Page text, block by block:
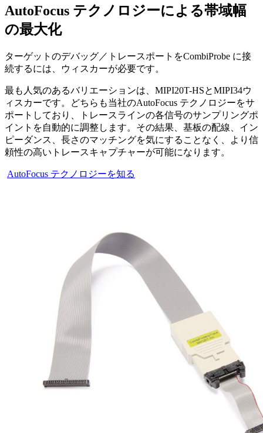
AutoFocus テクノロジーによる帯域幅
の最大化
ターゲットのデバッグ／トレースポートをCombiProbe に接
続するには、ウィスカーが必要です。
最も人気のあるバリエーションは、MIPI20T-HSとMIPI34ウ
ィスカーです。どちらも当社のAutoFocus テクノロジーをサ
ポートしており、トレースラインの各信号のサンプリングポ
イントを自動的に調整します。その結果、基板の配線、イン
ピーダンス、長さのマッチングを気にすることなく、より信
頼性の高いトレースキャプチャーが可能になります。
AutoFocus テクノロジーを知る